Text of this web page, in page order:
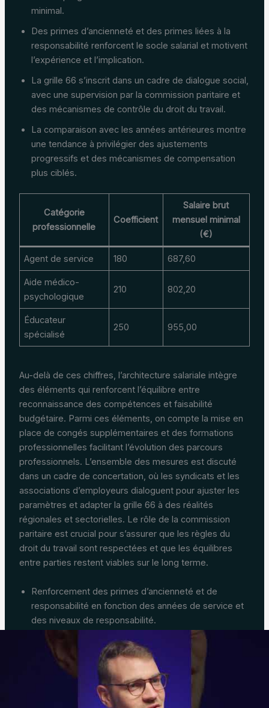
minimal.
Des primes d’ancienneté et des primes liées à la
responsabilité renforcent le socle salarial et motivent
l’expérience et l’implication.
La grille 66 s’inscrit dans un cadre de dialogue social,
avec une supervision par la commission paritaire et
des mécanismes de contrôle du droit du travail.
La comparaison avec les années antérieures montre
une tendance à privilégier des ajustements
progressifs et des mécanismes de compensation
plus ciblés.
Catégorie
professionnelle
Coefficient
Salaire brut
mensuel minimal
(€)
Agent de service 180 687,60
Aide médico-
psychologique
210 802,20
Éducateur
spécialisé
250 955,00
Au-delà de ces chiffres, l’architecture salariale intègre
des éléments qui renforcent l’équilibre entre
reconnaissance des compétences et faisabilité
budgétaire. Parmi ces éléments, on compte la mise en
place de congés supplémentaires et des formations
professionnelles facilitant l’évolution des parcours
professionnels. L’ensemble des mesures est discuté
dans un cadre de concertation, où les syndicats et les
associations d’employeurs dialoguent pour ajuster les
paramètres et adapter la grille 66 à des réalités
régionales et sectorielles. Le rôle de la commission
paritaire est crucial pour s’assurer que les règles du
droit du travail sont respectées et que les équilibres
entre parties restent viables sur le long terme.
Renforcement des primes d’ancienneté et de
responsabilité en fonction des années de service et
des niveaux de responsabilité.
Intégration d’un barème adapté à la hausse du SMIC
et à l’inflation, avec des mécanismes de
revalorisation réguliers.
Élargissement des critères d’évaluation des postes
pour refléter les évolutions des métiers du secteur et